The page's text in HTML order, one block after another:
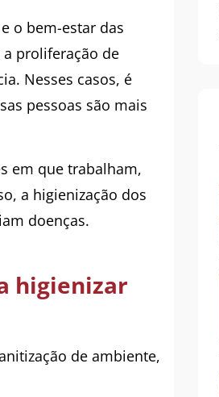
o bem-estar das
proliferação de
Nesses casos, é
pessoas são mais
em que trabalham,
a higienização dos
doenças.
higienizar
de ambiente,